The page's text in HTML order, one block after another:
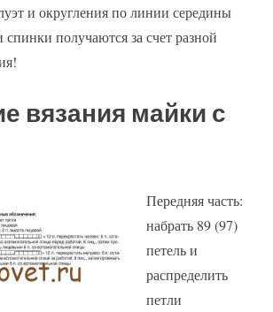
и округления по линии середины
спинки получаются за счет разной
вязания майки с
Передняя часть:
набрать 89 (97)
петель и
распределить
петли